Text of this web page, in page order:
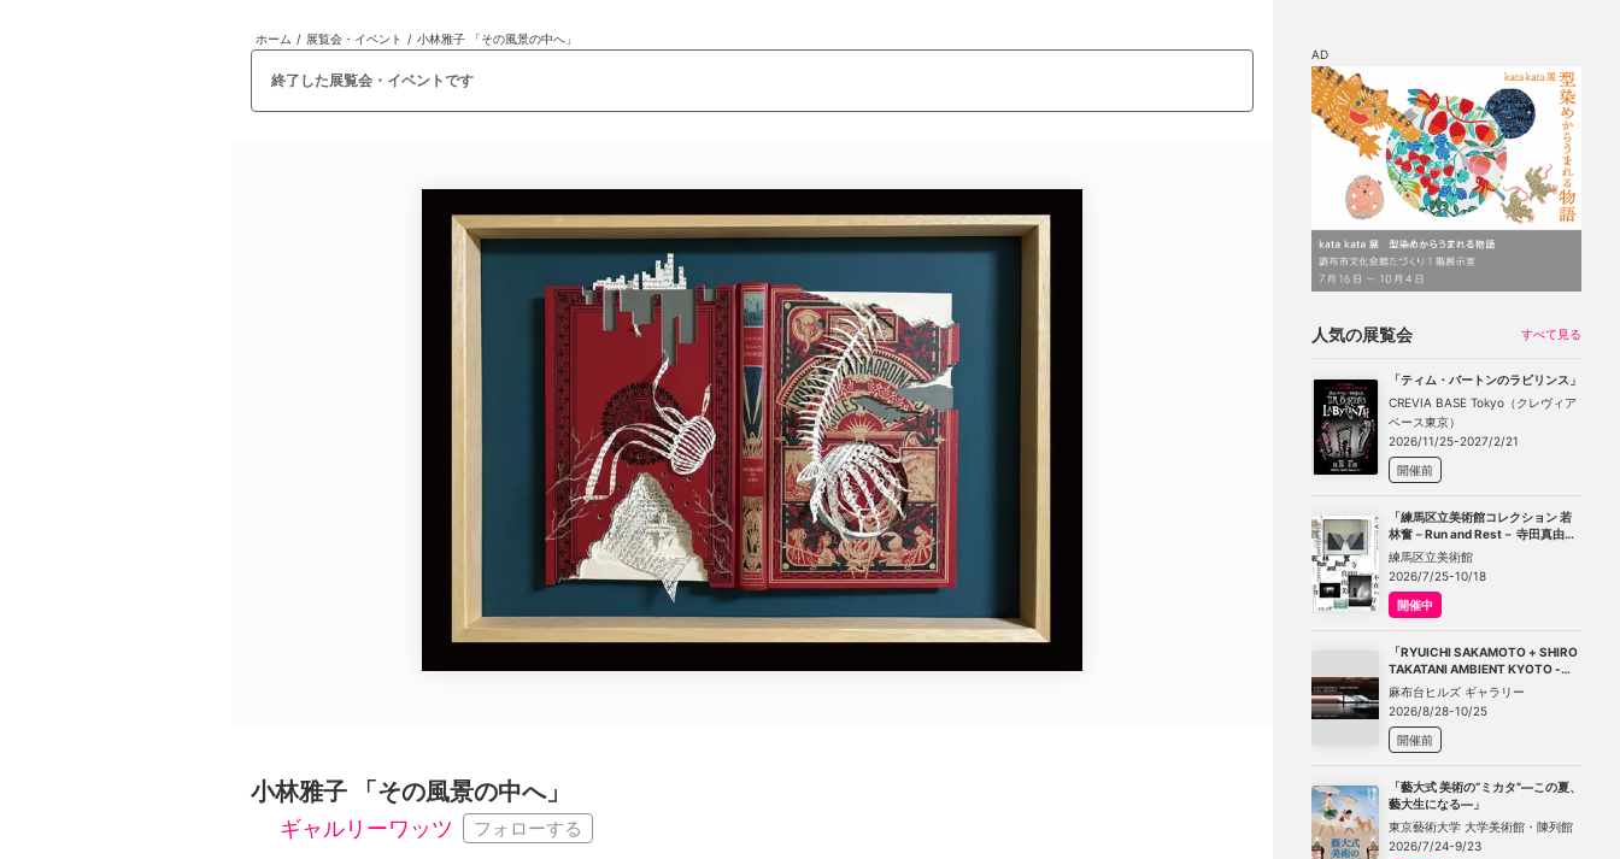
チケット割引
ホーム / 展覧会・イベント / 小林雅子 「その風景の中へ」
終了した展覧会・イベントです
小林雅子 「その風景の中へ」
ギャルリーワッツ フォローする
AD
人気の展覧会 すべて見る
「ティム・バートンのラビリンス」
CREVIA BASE Tokyo（クレヴィア
ベース東京）
2026/11/25-2027/2/21
開催前
「練馬区立美術館コレクション 若
林奮－Run and Rest－ 寺田真由美
－不在の存在－」
練馬区立美術館
2026/7/25-10/18
開催中
「RYUICHI SAKAMOTO + SHIRO
TAKATANI AMBIENT KYOTO -
TOKYO」
麻布台ヒルズ ギャラリー
2026/8/28-10/25
開催前
「藝大式 美術の“ミカタ”―この夏、
藝大生になる―」
東京藝術大学 大学美術館・陳列館
2026/7/24-9/23